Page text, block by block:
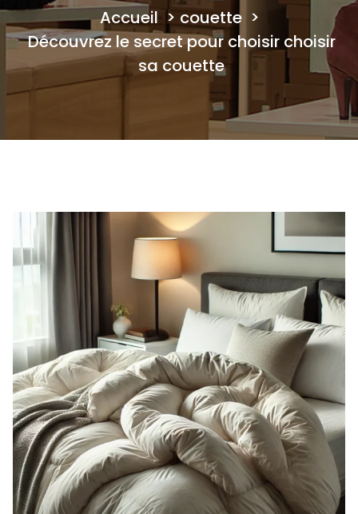
Accueil> couette>
Découvrez le secret pour choisir choisir
sa couette